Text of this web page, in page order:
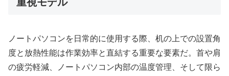
ノートパソコンを日常的に使用する際、机の上での設置角
度と放熱性能は作業効率と直結する重要な要素だ。首や肩
の疲労軽減、ノートパソコン内部の温度管理、そして限ら